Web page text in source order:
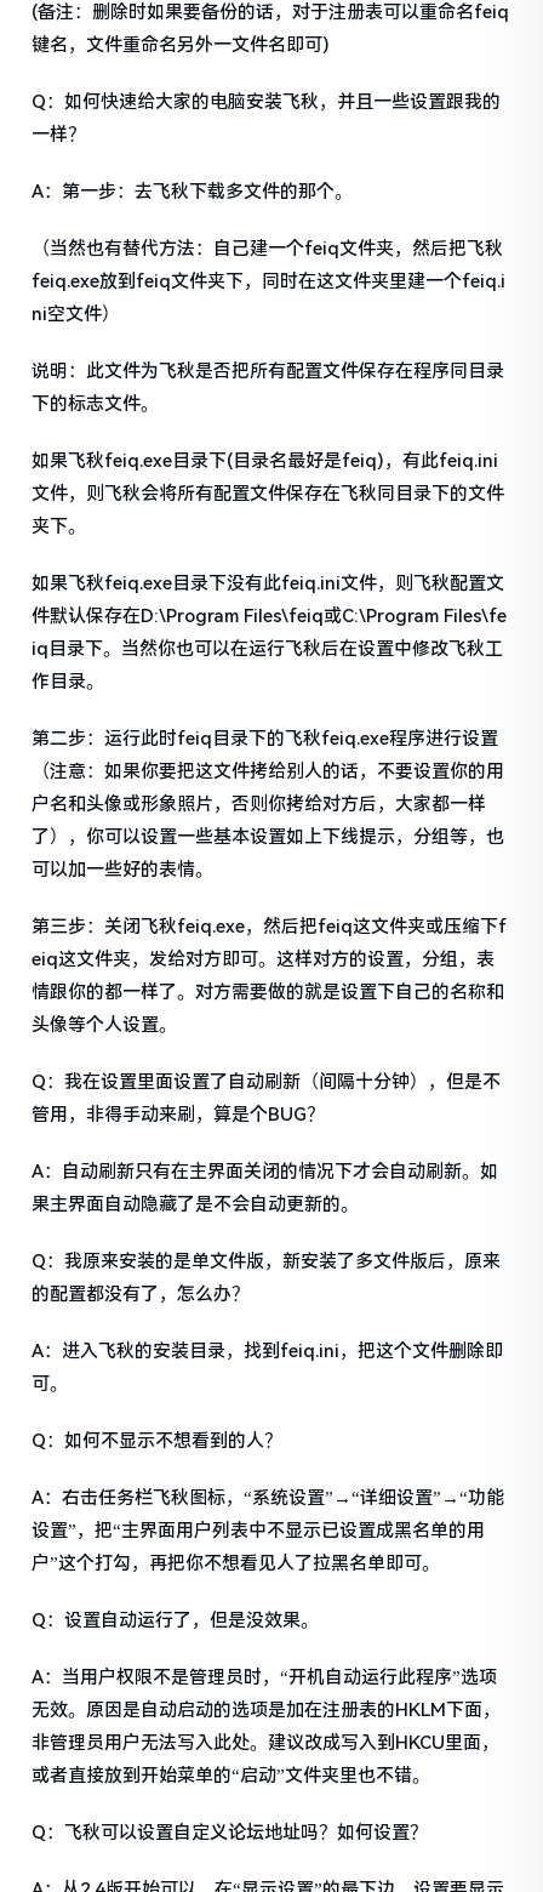
(备注：删除时如果要备份的话，对于注册表可以重命名feiq
键名，文件重命名另外一文件名即可)
Q：如何快速给大家的电脑安装飞秋，并且一些设置跟我的
一样？
A：第一步：去飞秋下载多文件的那个。
（当然也有替代方法：自己建一个feiq文件夹，然后把飞秋
feiq.exe放到feiq文件夹下，同时在这文件夹里建一个feiq.i
ni空文件）
说明：此文件为飞秋是否把所有配置文件保存在程序同目录
下的标志文件。
如果飞秋feiq.exe目录下(目录名最好是feiq)，有此feiq.ini
文件，则飞秋会将所有配置文件保存在飞秋同目录下的文件
夹下。
如果飞秋feiq.exe目录下没有此feiq.ini文件，则飞秋配置文
件默认保存在D:\Program Files\feiq或C:\Program Files\fe
iq目录下。当然你也可以在运行飞秋后在设置中修改飞秋工
作目录。
第二步：运行此时feiq目录下的飞秋feiq.exe程序进行设置
（注意：如果你要把这文件拷给别人的话，不要设置你的用
户名和头像或形象照片，否则你拷给对方后，大家都一样
了），你可以设置一些基本设置如上下线提示，分组等，也
可以加一些好的表情。
第三步：关闭飞秋feiq.exe，然后把feiq这文件夹或压缩下f
eiq这文件夹，发给对方即可。这样对方的设置，分组，表
情跟你的都一样了。对方需要做的就是设置下自己的名称和
头像等个人设置。
Q：我在设置里面设置了自动刷新（间隔十分钟），但是不
管用，非得手动来刷，算是个BUG？
A：自动刷新只有在主界面关闭的情况下才会自动刷新。如
果主界面自动隐藏了是不会自动更新的。
Q：我原来安装的是单文件版，新安装了多文件版后，原来
的配置都没有了，怎么办？
A：进入飞秋的安装目录，找到feiq.ini，把这个文件删除即
可。
Q：如何不显示不想看到的人？
A：右击任务栏飞秋图标，“系统设置”→“详细设置”→“功能
设置”，把“主界面用户列表中不显示已设置成黑名单的用
户”这个打勾，再把你不想看见人了拉黑名单即可。
Q：设置自动运行了，但是没效果。
A：当用户权限不是管理员时，“开机自动运行此程序”选项
无效。原因是自动启动的选项是加在注册表的HKLM下面，
非管理员用户无法写入此处。建议改成写入到HKCU里面，
或者直接放到开始菜单的“启动”文件夹里也不错。
Q：飞秋可以设置自定义论坛地址吗？如何设置？